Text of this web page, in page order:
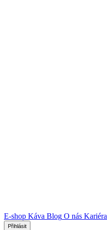
E-shop Káva Blog O nás Kariéra
Přihlásit